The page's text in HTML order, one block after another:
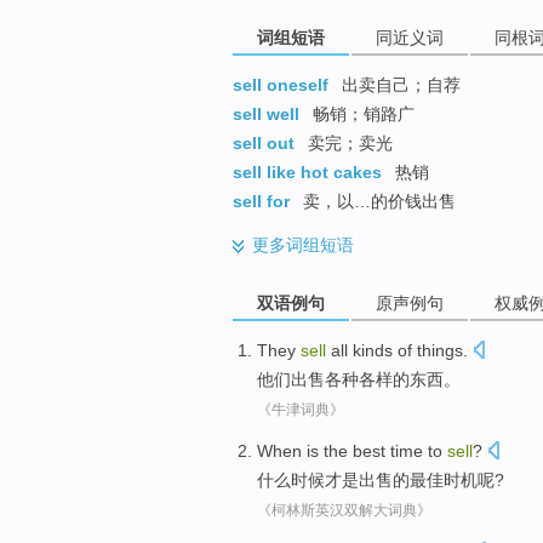
词组短语 同近义词 同根
sell oneself
出卖自己；自荐
sell well
畅销；销路广
sell out
卖完；卖光
sell like hot cakes
热销
sell for
卖，以…的价钱出售
更多词组短语
双语例句 原声例句 权威
They sell all kinds of things
他们出售各种各样的东西。
《牛津词典》
When is the best time to sell?
什么时候才是出售的最佳时机呢?
《柯林斯英汉双解大词典》